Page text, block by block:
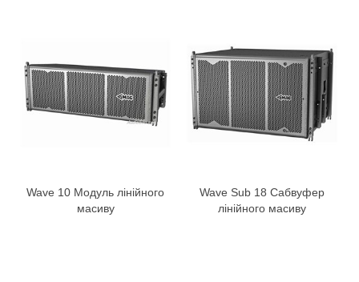
Wave 10 Модуль лінійного
масиву
Wave Sub 18 Сабвуфер
лінійного масиву